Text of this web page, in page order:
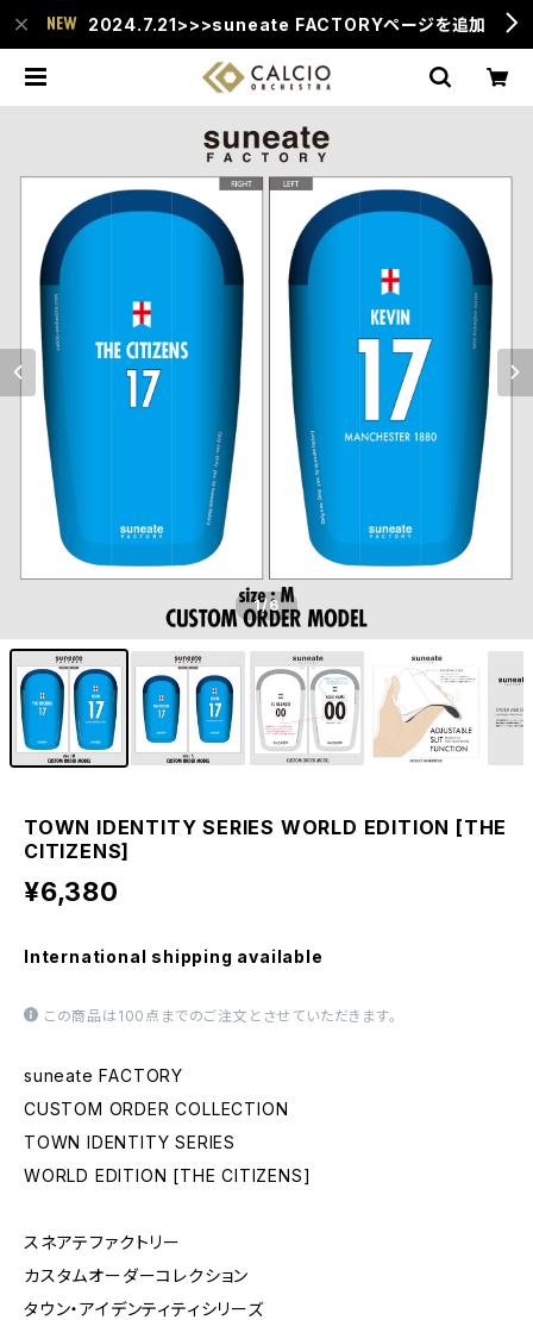
2024.7.21>>>suneate FACTORYページを追加
1/6
TOWN IDENTITY SERIES WORLD EDITION [THE
CITIZENS]
¥6,380
International shipping available
この商品は100点までのご注文とさせていただきます。
suneate FACTORY
CUSTOM ORDER COLLECTION
TOWN IDENTITY SERIES
WORLD EDITION [THE CITIZENS]
スネアテファクトリー
カスタムオーダーコレクション
タウン・アイデンティティシリーズ